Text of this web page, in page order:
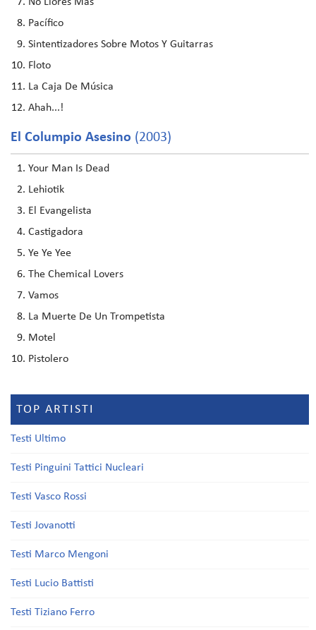
Pacífico
Sintentizadores Sobre Motos Y Guitarras
Floto
La Caja De Música
Ahah...!
El Columpio Asesino (2003)
Your Man Is Dead
Lehiotik
El Evangelista
Castigadora
Ye Ye Yee
The Chemical Lovers
Vamos
La Muerte De Un Trompetista
Motel
Pistolero
TOP ARTISTI
Testi Ultimo
Testi Pinguini Tattici Nucleari
Testi Vasco Rossi
Testi Jovanotti
Testi Marco Mengoni
Testi Lucio Battisti
Testi Tiziano Ferro